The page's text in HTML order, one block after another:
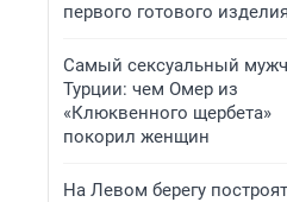
первого готового изделия
Самый сексуальный
Турции: чем Омер из
«Клюквенного щербета»
покорил женщин
На Левом берегу построят